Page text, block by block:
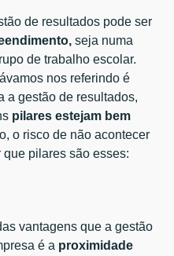
de resultados pode ser
seja numa
de trabalho escolar.
nos referindo é
a gestão de resultados,
pilares estejam bem
o risco de não acontecer
pilares são esses:
vantagens que a gestão
é a proximidade